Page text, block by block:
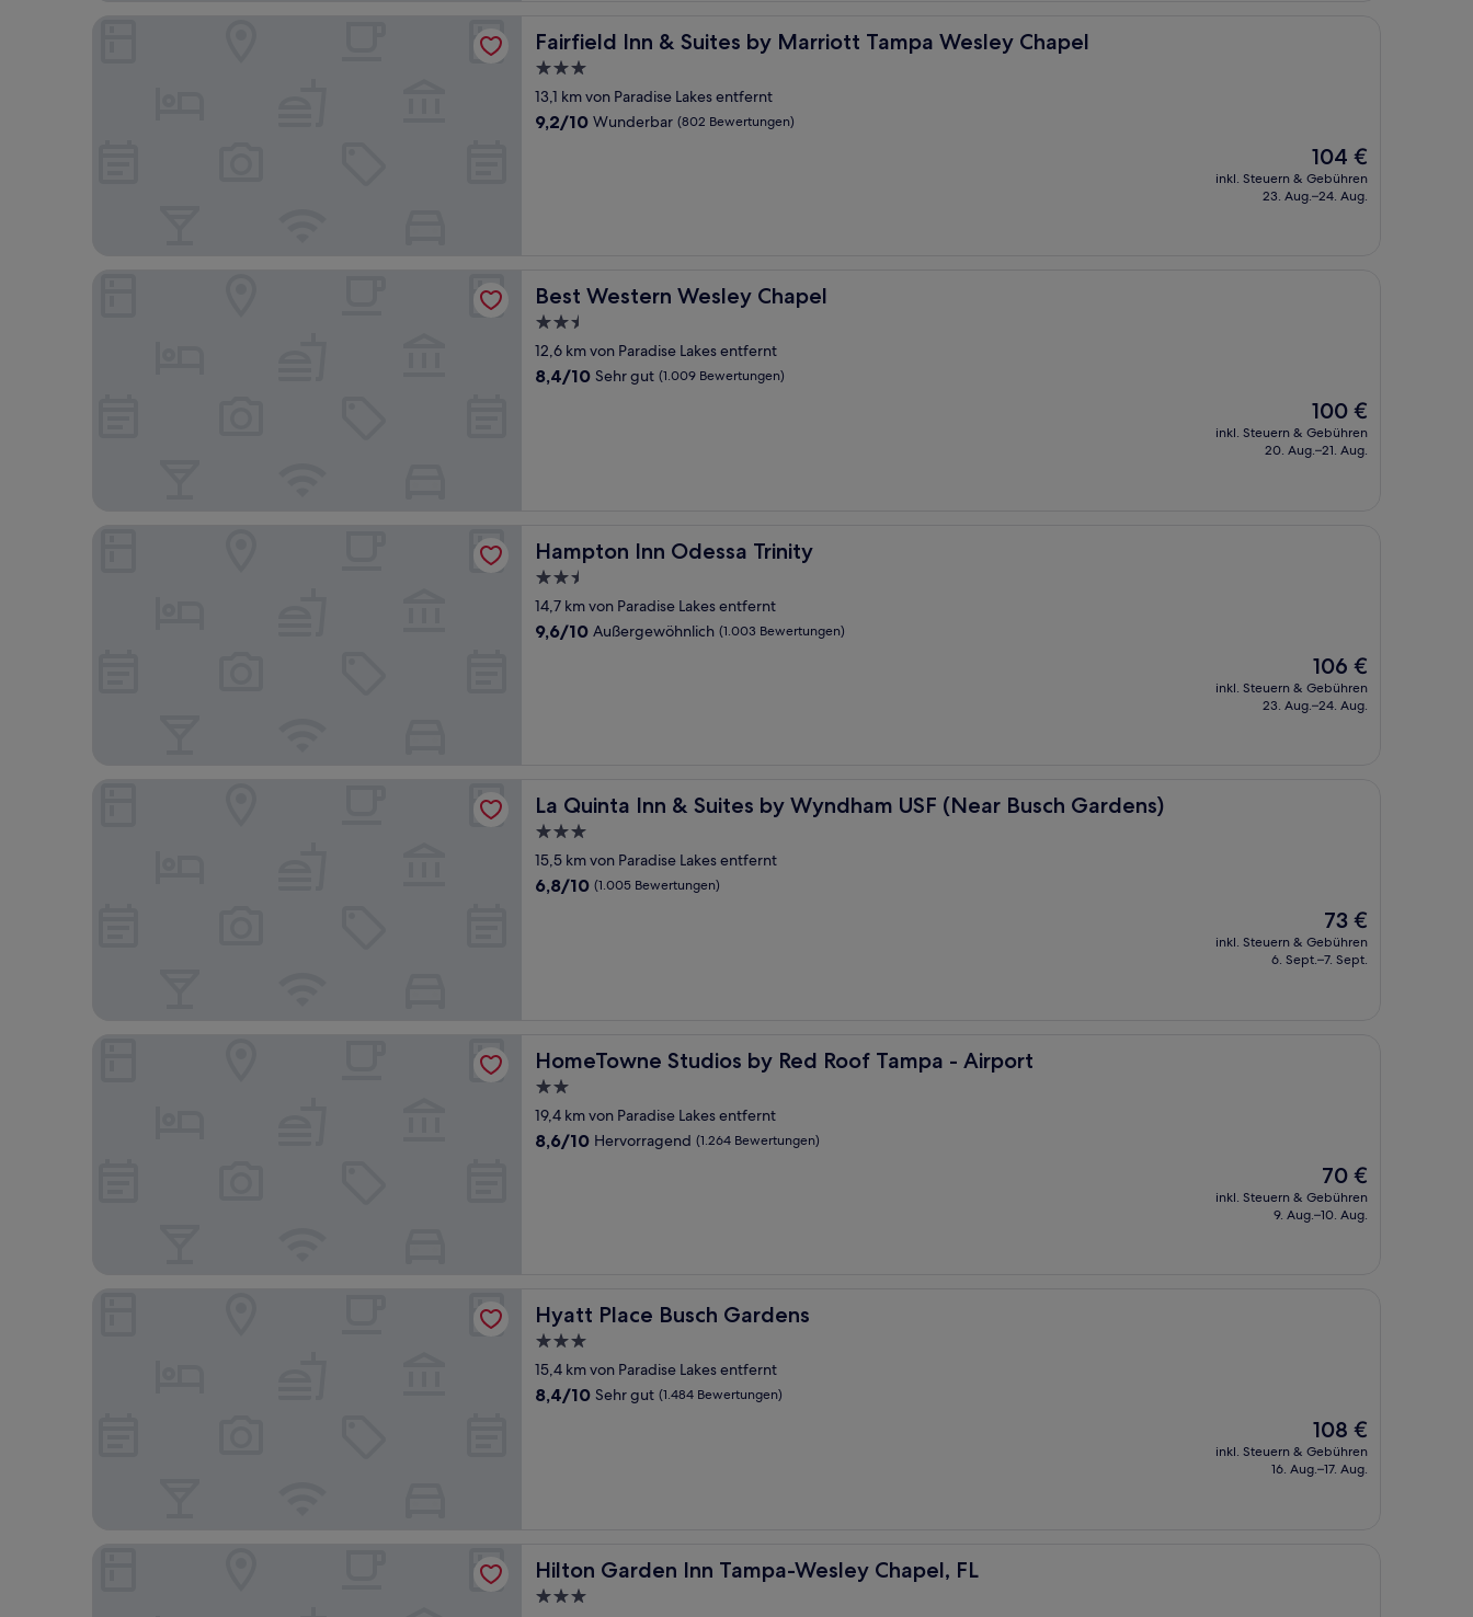
Fairfield Inn & Suites by Marriott Tampa Wesley Chapel
Fairfield Inn & Suites by Marriott Tampa Wesley Chapel
3.0-
Sterne-
Unterkunft
13,1 km von Paradise Lakes entfernt
9.2
9,2/10 Wunderbar (802 Bewertungen)
Der
Preis
beträgt
104 €
inkl. Steuern & Gebühren
23. Aug.–24. Aug.
Fairfield Inn & Suites by Marriott Tampa Wesley Chapel
Best Western Wesley Chapel
Best Western Wesley Chapel
2.5-
Sterne-
Unterkunft
12,6 km von Paradise Lakes entfernt
8.4
8,4/10 Sehr gut (1.009 Bewertungen)
Der
Preis
beträgt
100 €
inkl. Steuern & Gebühren
20. Aug.–21. Aug.
Hampton Inn Odessa Trinity
Hampton Inn Odessa Trinity
2.5-
Sterne-
Unterkunft
14,7 km von Paradise Lakes entfernt
9.6
9,6/10 Außergewöhnlich (1.003 Bewertungen)
Der
Preis
beträgt
106 €
inkl. Steuern & Gebühren
23. Aug.–24. Aug.
Hampton Inn Odessa Trinity
La Quinta Inn & Suites by Wyndham USF (Near Busch Gardens)
La Quinta Inn & Suites by Wyndham USF (Near Busch Gardens)
3.0-
Sterne-
Unterkunft
15,5 km von Paradise Lakes entfernt
6.8
6,8/10 (1.005 Bewertungen)
Der
Preis
beträgt
73 €
inkl. Steuern & Gebühren
6. Sept.–7. Sept.
La Quinta Inn & Suites by Wyndham USF (Near Busch Gardens)
HomeTowne Studios by Red Roof Tampa - Airport
HomeTowne Studios by Red Roof Tampa - Airport
2.0-
Sterne-
Unterkunft
19,4 km von Paradise Lakes entfernt
8.6
8,6/10 Hervorragend (1.264 Bewertungen)
Der
Preis
beträgt
70 €
inkl. Steuern & Gebühren
9. Aug.–10. Aug.
HomeTowne Studios by Red Roof Tampa - Airport
Hyatt Place Busch Gardens
Hyatt Place Busch Gardens
3.0-
Sterne-
Unterkunft
15,4 km von Paradise Lakes entfernt
8.4
8,4/10 Sehr gut (1.484 Bewertungen)
Der
Preis
beträgt
108 €
inkl. Steuern & Gebühren
16. Aug.–17. Aug.
Hilton Garden Inn Tampa-Wesley Chapel, FL
Hilton Garden Inn Tampa-Wesley Chapel, FL
3.0-
Hilton Garden Inn Tampa-Wesley Chapel, FL